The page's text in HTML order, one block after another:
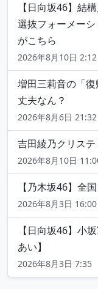
【日向坂46】結
選抜フォーメー
がこちら
2026年8月10日 2:12
増田三莉音の「
丈夫なん？
2026年8月6日 21:32
吉田綾乃クリス
2026年8月10日
【乃木坂46】全
2026年8月3日 16:00
【日向坂46】小
あい】
2026年8月3日 7:35